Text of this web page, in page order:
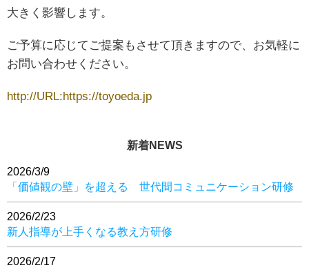
大きく影響します。
ご予算に応じてご提案もさせて頂きますので、お気軽に
お問い合わせください。
http://URL:https://toyoeda.jp
新着NEWS
2026/3/9
「価値観の壁」を超える 世代間コミュニケーション研修
2026/2/23
新人指導が上手くなる教え方研修
2026/2/17